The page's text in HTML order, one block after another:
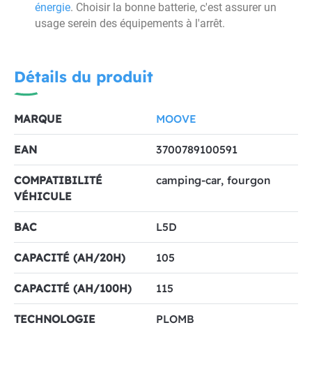
énergie. Choisir la bonne batterie, c'est assurer un
usage serein des équipements à l'arrêt.
Détails du produit
MARQUE MOOVE
EAN 3700789100591
COMPATIBILITÉ
VÉHICULE
camping-car, fourgon
BAC L5D
CAPACITÉ (AH/20H) 105
CAPACITÉ (AH/100H) 115
TECHNOLOGIE PLOMB